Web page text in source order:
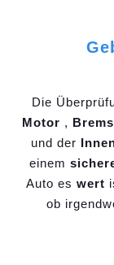
Die
Motor ,
und der
einem
Auto es wert
ob